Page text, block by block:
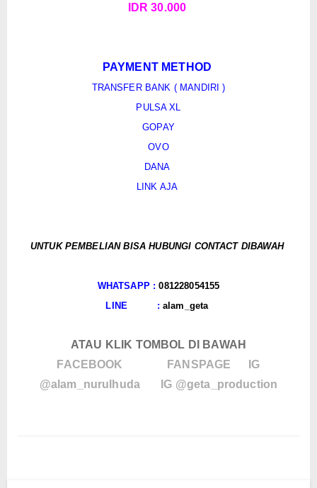
IDR 30.000
PAYMENT METHOD
TRANSFER BANK ( MANDIRI )
PULSA XL
GOPAY
OVO
DANA
LINK AJA
UNTUK PEMBELIAN BISA HUBUNGI CONTACT DIBAWAH
WHATSAPP : 081228054155
LINE : alam_geta
ATAU KLIK TOMBOL DI BAWAH
FACEBOOK
FANSPAGE
IG
@alam_nurulhuda
IG @geta_production